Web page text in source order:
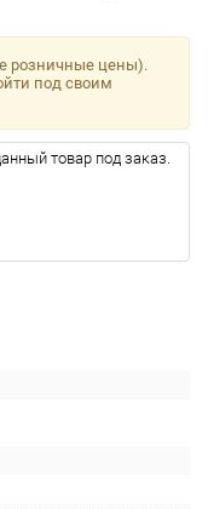
розничные цены).
под своим
товар под заказ.